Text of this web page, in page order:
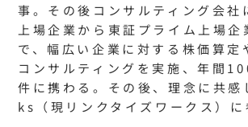
事。その後コンサルティング会社
上場企業から東証プライム上場企
で、幅広い企業に対する株価算
コンサルティングを実施、年間
件に携わる。その後、理念に共
ks（現リンクタイズワークス）に